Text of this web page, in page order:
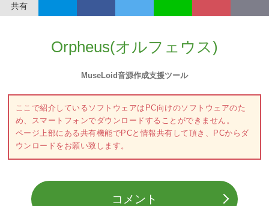
共有
Orpheus(オルフェウス)
MuseLoid音源作成支援ツール
ここで紹介しているソフトウェアはPC向けのソフトウェアのた
め、スマートフォンでダウンロードすることができません。
ページ上部にある共有機能でPCと情報共有して頂き、PCからダ
ウンロードをお願い致します。
コメント